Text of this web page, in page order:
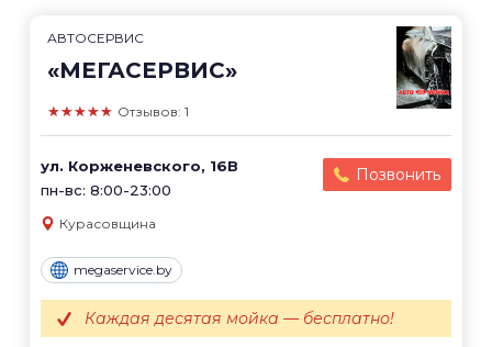
АВТОСЕРВИС
«МЕГАСЕРВИС»
★★★★★ Отзывов: 1
ул. Корженевского, 16В
пн-вс: 8:00-23:00
Позвонить
Курасовщина
megaservice.by
Каждая десятая мойка — бесплатно!